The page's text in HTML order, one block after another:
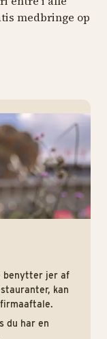
medbringe op
benytter jer af
kan
du har en